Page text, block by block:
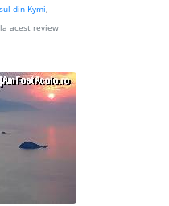
din Kymi,
acest review